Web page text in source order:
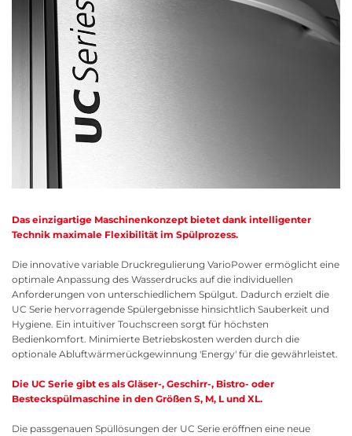
Das einzigartige Maschinenkonzept bietet dank intelligenter
Technik maximale Flexibilität im Spülprozess.
Die innovative variable Druckregulierung VarioPower ermöglicht eine
optimale Anpassung des Wasserdrucks auf die individuellen
Anforderungen von unterschiedlichem Spülgut. Dadurch erzielt die
UC Serie hervorragende Spülergebnisse hinsichtlich Sauberkeit und
Hygiene. Ein intuitiver Touchscreen sorgt für höchsten
Bedienkomfort. Minimierte Betriebskosten werden durch die
optionale Abluftwärmerückgewinnung 'Energy' für die gewährleistet.
Die UC Serie gibt es als Gläser-, Geschirr-, Bistro- oder
Besteckspülmaschine in den Größen S, M, L und XL.
Die passgenauen Spüllösungen der UC Serie eröffnen eine neue